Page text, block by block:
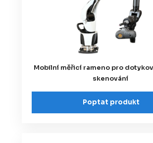
Mobilní měřicí rameno pro
skenování
Poptat produkt